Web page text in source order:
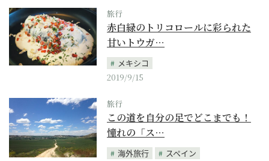
旅行
赤白緑のトリコロールに彩られた
甘いトウガ…
メキシコ
2019/9/15
旅行
この道を自分の足でどこまでも！
憧れの「ス…
海外旅行
スペイン